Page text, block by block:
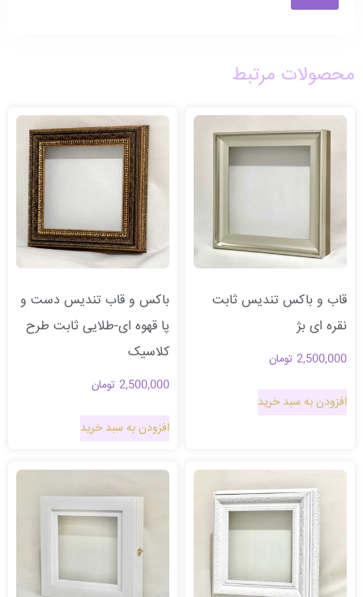
محصولات مرتبط
قاب و باکس تندیس ثابت
نقره ای بژ
2,500,000 تومان
افزودن به سبد خرید
باکس و قاب تندیس دست و
پا قهوه ای-طلایی ثابت طرح
کلاسیک
2,500,000 تومان
افزودن به سبد خرید